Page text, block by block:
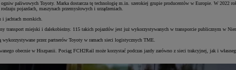
paliwowych Toyoty. Marka dostarcza tę technologię m.in. szerokiej grupie producentów w Europie. W 2022
pojazdach, maszynach przemysłowych i urządzeniach.
i jachtach morskich.
transport miejski i dalekobieżny. 115 takich pojazdów jest już wykorzystywanych w transporcie publicznym w
przez partnerów Toyoty w ramach sieci logistycznych TME.
obecnie w Hiszpanii. Pociąg FCH2Rail może korzystać podczas jazdy zarówno z sieci trakcyjnej, jak i